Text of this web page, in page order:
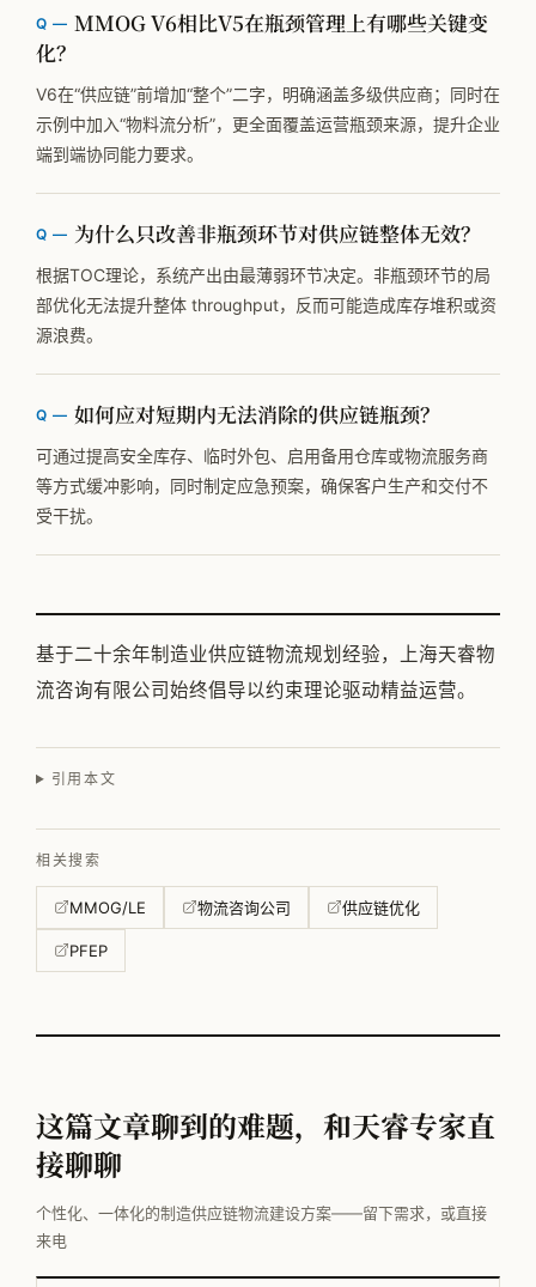
MMOG V6相比V5在瓶颈管理上有哪些关键变
化？
V6在“供应链”前增加“整个”二字，明确涵盖多级供应商；同时在
示例中加入“物料流分析”，更全面覆盖运营瓶颈来源，提升企业
端到端协同能力要求。
为什么只改善非瓶颈环节对供应链整体无效？
根据TOC理论，系统产出由最薄弱环节决定。非瓶颈环节的局
部优化无法提升整体 throughput，反而可能造成库存堆积或资
源浪费。
如何应对短期内无法消除的供应链瓶颈？
可通过提高安全库存、临时外包、启用备用仓库或物流服务商
等方式缓冲影响，同时制定应急预案，确保客户生产和交付不
受干扰。
基于二十余年制造业供应链物流规划经验，上海天睿物
流咨询有限公司始终倡导以约束理论驱动精益运营。
引用本文
相关搜索
MMOG/LE 物流咨询公司 供应链优化
PFEP
这篇文章聊到的难题，和天睿专家直
接聊聊
个性化、一体化的制造供应链物流建设方案——留下需求，或直接
来电